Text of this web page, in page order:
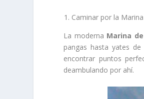
Caminar por la
La moderna Marina
pangas hasta yates
encontrar puntos
deambulando por ahí.